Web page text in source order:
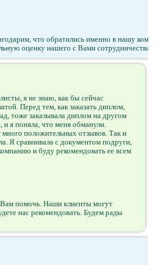
что обратились именно в нашу
оценку нашего с Вами сотрудничества.
я не знаю, как бы сейчас
Перед тем, как заказать диплом,
тоже заказывала диплом на другом
и я поняла, что меня обманули.
много положительных отзывов. Так и
Я сравнивала с документом подруги,
и буду рекомендовать ее всем
Вам помочь. Наши клиенты могут
нас рекомендовать. Будем рады